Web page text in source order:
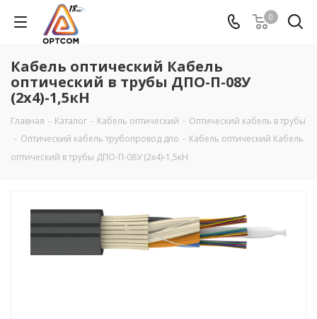
0
Кабель оптический Кабель
оптический в трубы ДПО-П-08У
(2х4)-1,5кН
Главная - Каталог - Кабель оптический - Оптический кабель в трубы
- Оптический кабель трубопровод дпо - Кабель оптический Кабель
оптический в трубы ДПО-П-08У (2х4)-1,5кН